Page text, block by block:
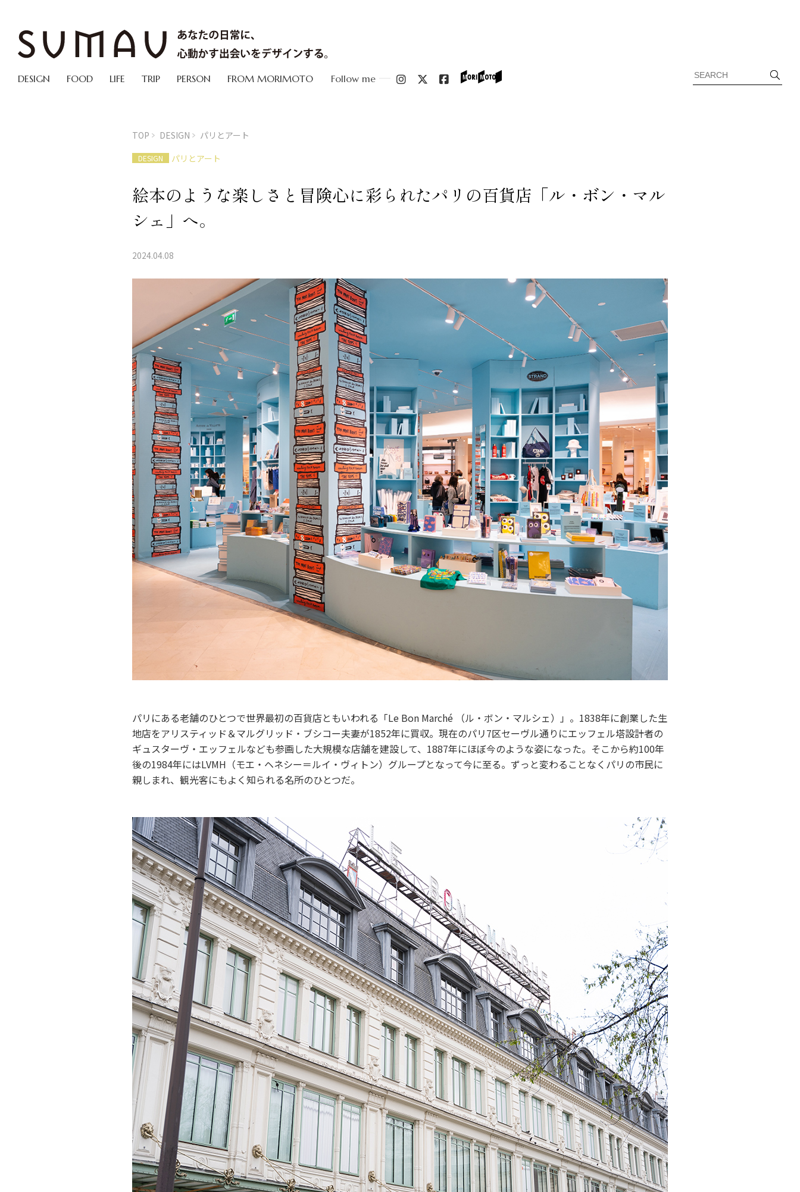
DESIGN FOOD LIFE TRIP PERSON FROM MORIMOTO Follow me
TOP DESIGN パリとアート
DESIGN パリとアート
絵本のような楽しさと冒険心に彩られたパリの百貨店「ル・ボン・マル
シェ」へ。
2024.04.08
パリにある老舗のひとつで世界最初の百貨店ともいわれる「Le Bon Marché （ル・ボン・マルシェ）」。1838年に創業した生
地店をアリスティッド＆マルグリッド・ブシコー夫妻が1852年に買収。現在のパリ7区セーヴル通りにエッフェル塔設計者の
ギュスターヴ・エッフェルなども参画した大規模な店舗を建設して、1887年にほぼ今のような姿になった。そこから約100年
後の1984年にはLVMH（モエ・ヘネシー＝ルイ・ヴィトン）グループとなって今に至る。ずっと変わることなくパリの市民に
親しまれ、観光客にもよく知られる名所のひとつだ。